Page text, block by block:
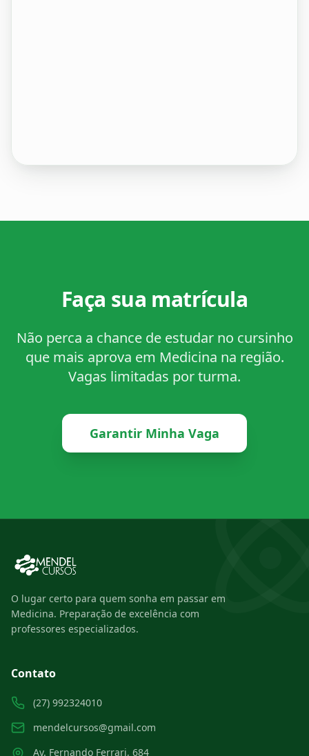
Faça sua matrícula
Não perca a chance de estudar no cursinho
que mais aprova em Medicina na região.
Vagas limitadas por turma.
Garantir Minha Vaga
O lugar certo para quem sonha em passar em
Medicina. Preparação de excelência com
professores especializados.
Contato
(27) 992324010
mendelcursos@gmail.com
Av. Fernando Ferrari, 684